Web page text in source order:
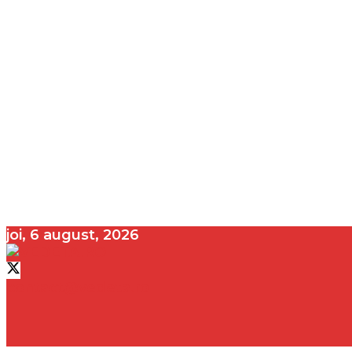
joi, 6 august, 2026